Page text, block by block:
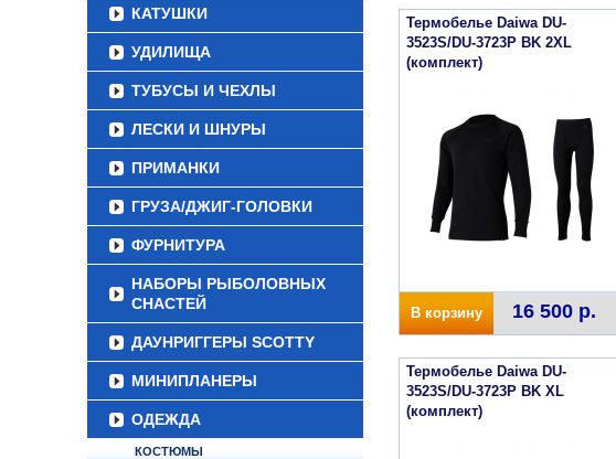
КАТУШКИ
УДИЛИЩА
ТУБУСЫ И ЧЕХЛЫ
ЛЕСКИ И ШНУРЫ
ПРИМАНКИ
ГРУЗА/ДЖИГ-ГОЛОВКИ
ФУРНИТУРА
НАБОРЫ РЫБОЛОВНЫХ
СНАСТЕЙ
ДАУНРИГГЕРЫ SCOTTY
МИНИПЛАНЕРЫ
ОДЕЖДА
КОСТЮМЫ
Термобелье Daiwa DU-
3523S/DU-3723P BK 2XL
(комплект)
В корзину 16 500 р.
Термобелье Daiwa DU-
3523S/DU-3723P BK XL
(комплект)